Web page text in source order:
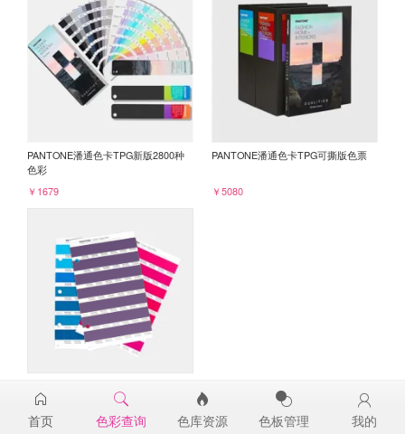
PANTONE潘通色卡TPG新版2800种
色彩
￥1679
PANTONE潘通色卡TPG可撕版色票
￥5080
19-3632TPG
￥98
首页 色彩查询 色库资源 色板管理 我的